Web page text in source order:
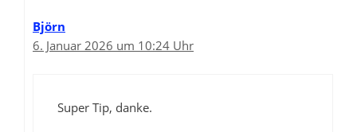
Björn
6. Januar 2026 um 10:24 Uhr
Super Tip, danke.